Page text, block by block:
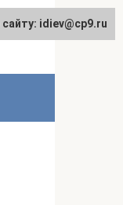
idiev@cp9.ru